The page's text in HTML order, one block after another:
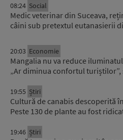
08:24 Social
Medic veterinar din Suceava,
câini sub pretextul eutanasierii
20:03 Economie
Mangalia nu va reduce
„Ar diminua confortul
19:55 Știri
Cultură de canabis descoperită
Peste 130 de plante au fost
19:46 Știri